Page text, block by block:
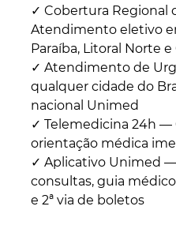
✓ Cobertura Regional
Atendimento eletivo
Paraíba, Litoral Norte
✓ Atendimento de
qualquer cidade do
nacional Unimed
✓ Telemedicina 24h
orientação médica
✓ Aplicativo Unimed
consultas, guia
e 2ª via de boletos